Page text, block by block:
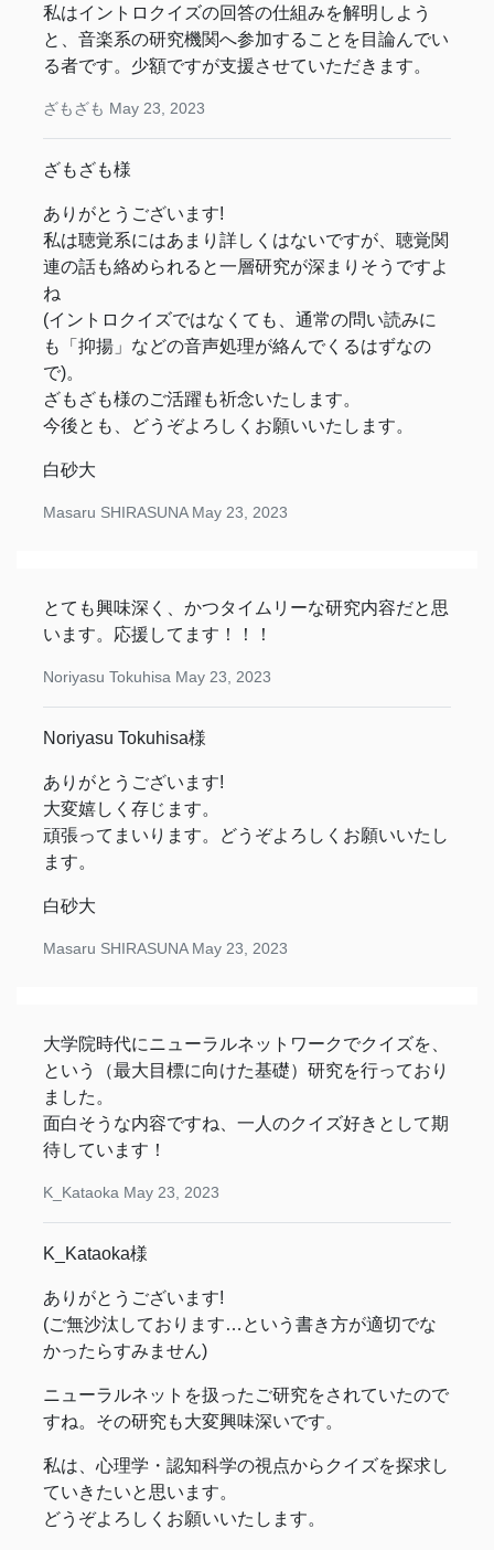
私はイントロクイズの回答の仕組みを解明しよう
と、音楽系の研究機関へ参加することを目論んでい
る者です。少額ですが支援させていただきます。
ざもざも May 23, 2023
ざもざも様
ありがとうございます!
私は聴覚系にはあまり詳しくはないですが、聴覚関
連の話も絡められると一層研究が深まりそうですよ
ね
(イントロクイズではなくても、通常の問い読みに
も「抑揚」などの音声処理が絡んでくるはずなの
で)。
ざもざも様のご活躍も祈念いたします。
今後とも、どうぞよろしくお願いいたします。
白砂大
Masaru SHIRASUNA May 23, 2023
とても興味深く、かつタイムリーな研究内容だと思
います。応援してます！！！
Noriyasu Tokuhisa May 23, 2023
Noriyasu Tokuhisa様
ありがとうございます!
大変嬉しく存じます。
頑張ってまいります。どうぞよろしくお願いいたし
ます。
白砂大
Masaru SHIRASUNA May 23, 2023
大学院時代にニューラルネットワークでクイズを、
という（最大目標に向けた基礎）研究を行っており
ました。
面白そうな内容ですね、一人のクイズ好きとして期
待しています！
K_Kataoka May 23, 2023
K_Kataoka様
ありがとうございます!
(ご無沙汰しております…という書き方が適切でな
かったらすみません)
ニューラルネットを扱ったご研究をされていたので
すね。その研究も大変興味深いです。
私は、心理学・認知科学の視点からクイズを探求し
ていきたいと思います。
どうぞよろしくお願いいたします。